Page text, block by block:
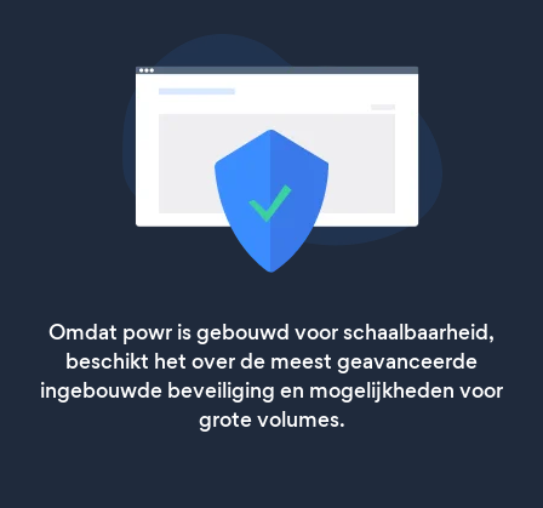
Omdat powr is gebouwd voor schaalbaarheid,
beschikt het over de meest geavanceerde
ingebouwde beveiliging en mogelijkheden voor
grote volumes.